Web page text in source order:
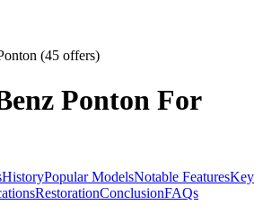
(45 offers)
Ponton For
HistoryPopular ModelsNotable FeaturesKey
RestorationConclusionFAQs